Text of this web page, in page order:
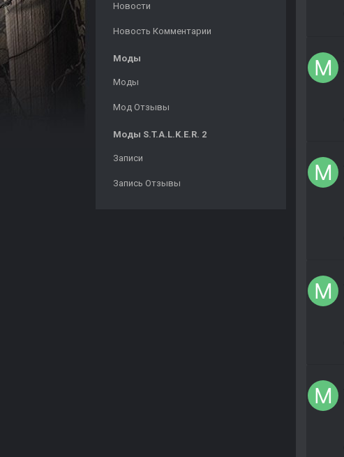
Новости
Новость Комментарии
Моды
Моды
Мод Отзывы
Моды S.T.A.L.K.E.R. 2
Записи
Запись Отзывы